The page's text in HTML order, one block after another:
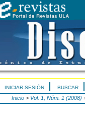
INICIAR SESIÓN BUSCAR
Inicio> Vol. 1, Núm. 1 (2008)